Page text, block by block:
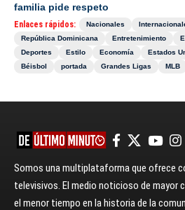
familia pide respeto
Enlaces rápidos: Nacionales
República Dominicana
Entretenimiento
Deportes
Estilo Economía Estados
Béisbol
portada Grandes Ligas MLB
Somos una multiplataforma que ofrece
televisivos. El medio noticioso de mayor
el menor tiempo en la historia de la